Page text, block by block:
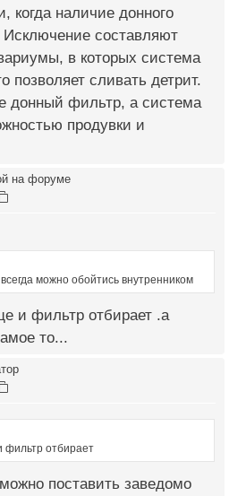
когда наличие донного
составляют
в которых система
позволяет сливать детрит.
донный фильтр, а система
продувки и
на форуме
можно обойтись внутренником
и фильтр отбирает .а
то...
фильтр отбирает
поставить заведомо